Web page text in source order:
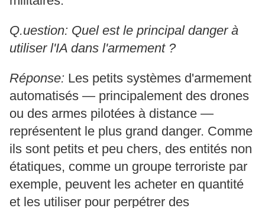
Q.uestion: Quel est le principal danger à
utiliser l'IA dans l'armement ?
Réponse: Les petits systèmes d'armement
automatisés — principalement des drones
ou des armes pilotées à distance —
représentent le plus grand danger. Comme
ils sont petits et peu chers, des entités non
étatiques, comme un groupe terroriste par
exemple, peuvent les acheter en quantité
et les utiliser pour perpétrer des